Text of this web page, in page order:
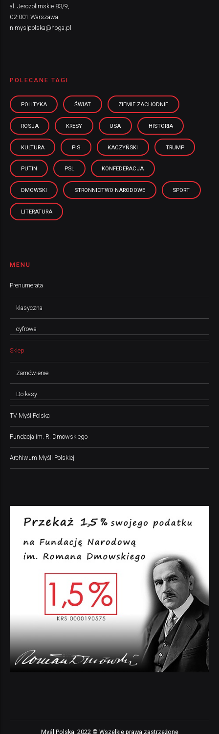
al. Jerozolimskie 83/9,
02-001 Warszawa
n.myslpolska@hoga.pl
POLECANE TAGI
POLITYKA ŚWIAT ZIEMIE ZACHODNIE
ROSJA KRESY USA HISTORIA
KULTURA PIS KACZYŃSKI TRUMP
PUTIN PSL KONFEDERACJA
DMOWSKI STRONNICTWO NARODOWE SPORT
LITERATURA
MENU
Prenumerata
klasyczna
cyfrowa
Sklep
Zamówienie
Do kasy
TV Myśl Polska
Fundacja im. R. Dmowskiego
Archiwum Myśli Polskiej
Myśl Polska, 2022 © Wszelkie prawa zastrzeżone